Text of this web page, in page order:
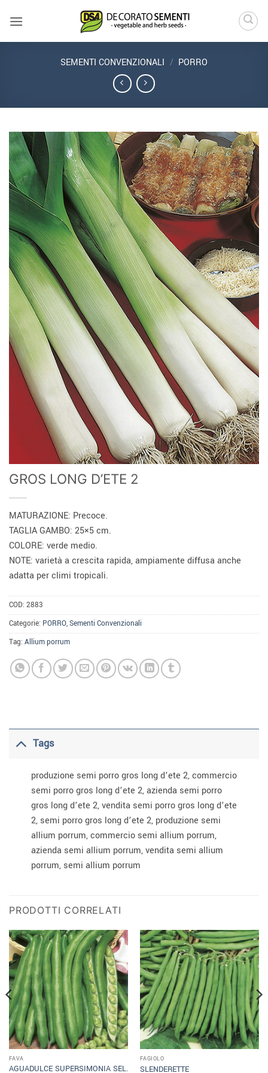
SEMENTI CONVENZIONALI / PORRO
GROS LONG D’ETE 2
MATURAZIONE: Precoce.
TAGLIA GAMBO: 25×5 cm.
COLORE: verde medio.
NOTE: varietà a crescita rapida, ampiamente diffusa anche
adatta per climi tropicali.
COD: 2883
Categorie: PORRO,Sementi Convenzionali
Tag: Allium porrum
Tags
produzione semi porro gros long d’ete 2, commercio
semi porro gros long d’ete 2, azienda semi porro
gros long d’ete 2, vendita semi porro gros long d’ete
2, semi porro gros long d’ete 2, produzione semi
allium porrum, commercio semi allium porrum,
azienda semi allium porrum, vendita semi allium
porrum, semi allium porrum
PRODOTTI CORRELATI
FAVA
AGUADULCE SUPERSIMONIA SEL.
FAGIOLO
SLENDERETTE